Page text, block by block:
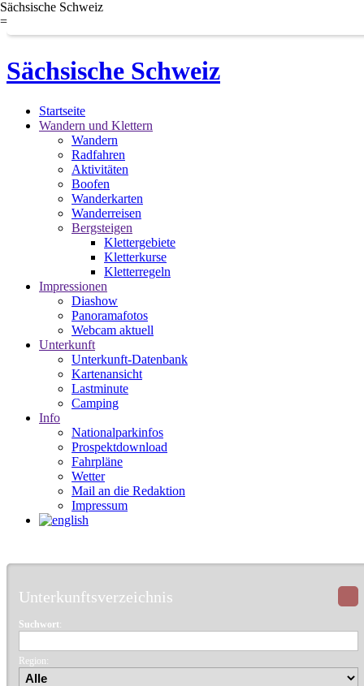
Sächsische Schweiz
=
Sächsische Schweiz
Startseite
Wandern und Klettern
Wandern
Radfahren
Aktivitäten
Boofen
Wanderkarten
Wanderreisen
Bergsteigen
Klettergebiete
Kletterkurse
Kletterregeln
Impressionen
Diashow
Panoramafotos
Webcam aktuell
Unterkunft
Unterkunft-Datenbank
Kartenansicht
Lastminute
Camping
Info
Nationalparkinfos
Prospektdownload
Fahrpläne
Wetter
Mail an die Redaktion
Impressum
Unterkunftsverzeichnis
Suchwort:
Region: